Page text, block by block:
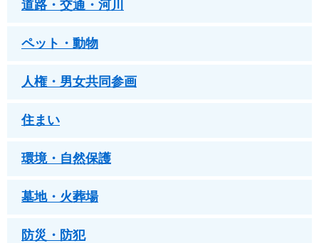
道路・交通・河川
ペット・動物
人権・男女共同参画
住まい
環境・自然保護
墓地・火葬場
防災・防犯